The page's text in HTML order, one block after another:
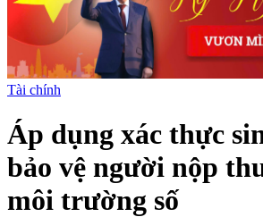
Tài chính
Áp dụng xác thực
bảo vệ người nộp
môi trường số